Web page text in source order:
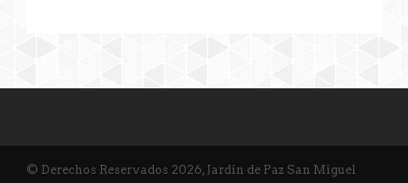
© Derechos Reservados 2026, Jardín de Paz San Miguel